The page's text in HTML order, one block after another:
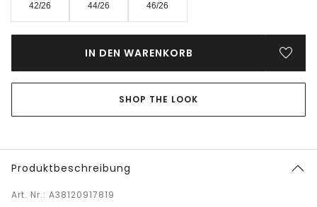
42/26 44/26 46/26
IN DEN WARENKORB
SHOP THE LOOK
Produktbeschreibung
Art. Nr.: A38120917819